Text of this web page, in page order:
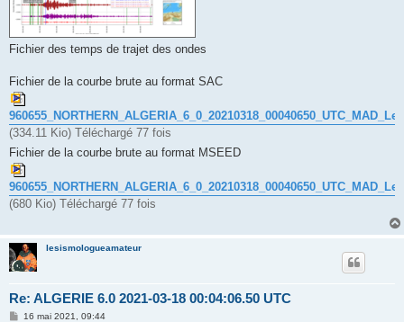
Fichier des temps de trajet des ondes
Fichier de la courbe brute au format SAC
(334.11 Kio) Téléchargé 77 fois
Fichier de la courbe brute au format MSEED
(680 Kio) Téléchargé 77 fois
lesismologueamateur
Re: ALGERIE 6.0 2021-03-18 00:04:06.50 UTC
M16 mai 2021, 09:44